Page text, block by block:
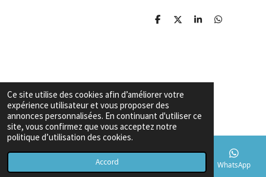
Ce site utilise des cookies afin d’améliorer votre
expérience utilisateur et vous proposer des
annonces personnalisées. En continuant d'utiliser ce
site, vous confirmez que vous acceptez notre
politique d’utilisation des cookies.
Accord
P
r
P
r
P
r
P
Garanties & Conditions
Copyright© 2026 Export voiture algerie
Téléphone WhatsApp